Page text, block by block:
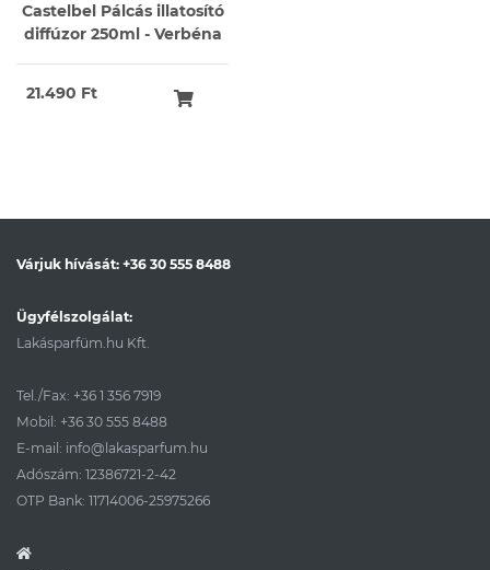
Castelbel Pálcás illatosító
diffúzor 250ml - Verbéna
21.490 Ft
Várjuk hívását: +36 30 555 8488
Ügyfélszolgálat:
Lakásparfüm.hu Kft.
Tel./Fax: +36 1 356 7919
Mobil: +36 30 555 8488
E-mail: info@lakasparfum.hu
Adószám: 12386721-2-42
OTP Bank: 11714006-25975266